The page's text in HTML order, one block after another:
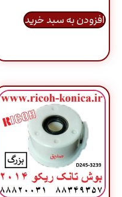
افزودن به سبد خرید